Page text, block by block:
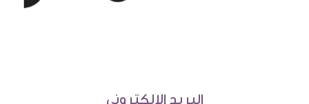
SAUDI@DEERA.COM.SA